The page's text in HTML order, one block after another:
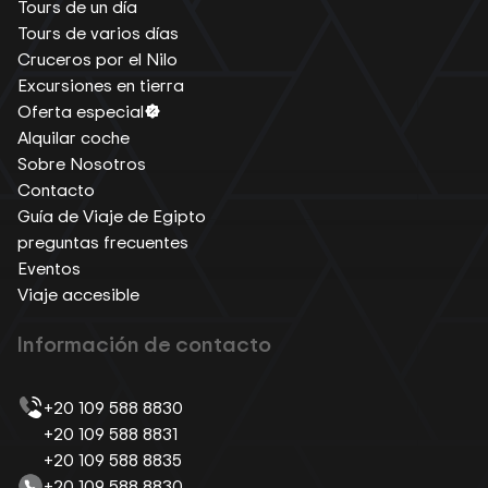
Tours de un día
Tours de varios días
Cruceros por el Nilo
Excursiones en tierra
Oferta especial
Alquilar coche
Sobre Nosotros
Contacto
Guía de Viaje de Egipto
preguntas frecuentes
Eventos
Viaje accesible
Información de contacto
+20 109 588 8830
+20 109 588 8831
+20 109 588 8835